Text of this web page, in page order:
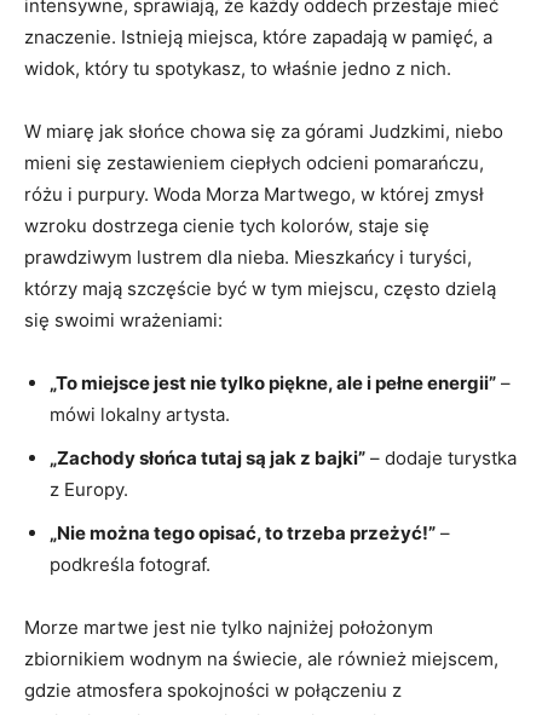
intensywne, sprawiają, że każdy oddech przestaje mieć
znaczenie. Istnieją miejsca, które zapadają w pamięć, a
widok, który tu spotykasz, to właśnie jedno z nich.
W miarę jak słońce chowa się za górami Judzkimi, niebo
mieni się zestawieniem ciepłych odcieni pomarańczu,
różu i purpury. Woda Morza Martwego, w której zmysł
wzroku dostrzega cienie tych kolorów, staje się
prawdziwym lustrem dla nieba. Mieszkańcy i turyści,
którzy mają szczęście być w tym miejscu, często dzielą
się swoimi wrażeniami:
„To miejsce jest nie tylko piękne, ale i pełne energii” –
mówi lokalny artysta.
„Zachody słońca tutaj są jak z bajki” – dodaje turystka
z Europy.
„Nie można tego opisać, to trzeba przeżyć!” –
podkreśla fotograf.
Morze martwe jest nie tylko najniżej położonym
zbiornikiem wodnym na świecie, ale również miejscem,
gdzie atmosfera spokojności w połączeniu z